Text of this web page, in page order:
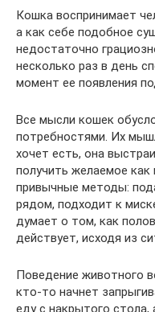
Кошка воспринимает
а как себе подобное
недостаточно
несколько раз в день
момент ее появления
Все мысли кошек
потребностями. Их
хочет есть, она
получить желаемое
привычные методы:
рядом, подходит к
думает о том, как
действует, исходя из
Поведение животного
кто-то начнет
еду с накрытого